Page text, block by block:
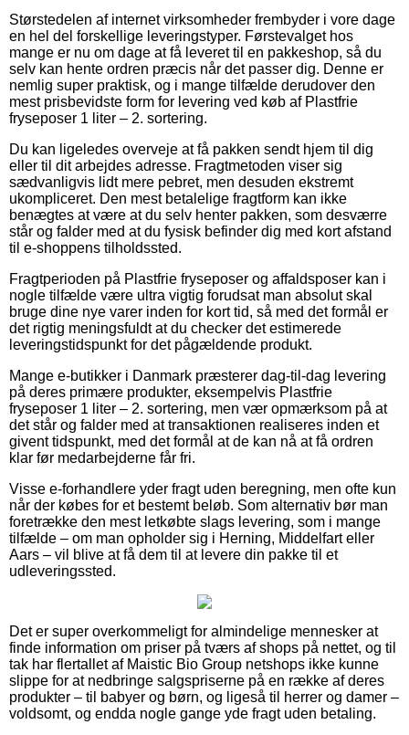
Størstedelen af internet virksomheder frembyder i vore dage
en hel del forskellige leveringstyper. Førstevalget hos
mange er nu om dage at få leveret til en pakkeshop, så du
selv kan hente ordren præcis når det passer dig. Denne er
nemlig super praktisk, og i mange tilfælde derudover den
mest prisbevidste form for levering ved køb af Plastfrie
fryseposer 1 liter – 2. sortering.
Du kan ligeledes overveje at få pakken sendt hjem til dig
eller til dit arbejdes adresse. Fragtmetoden viser sig
sædvanligvis lidt mere pebret, men desuden ekstremt
ukompliceret. Den mest betalelige fragtform kan ikke
benægtes at være at du selv henter pakken, som desværre
står og falder med at du fysisk befinder dig med kort afstand
til e-shoppens tilholdssted.
Fragtperioden på Plastfrie fryseposer og affaldsposer kan i
nogle tilfælde være ultra vigtig forudsat man absolut skal
bruge dine nye varer inden for kort tid, så med det formål er
det rigtig meningsfuldt at du checker det estimerede
leveringstidspunkt for det pågældende produkt.
Mange e-butikker i Danmark præsterer dag-til-dag levering
på deres primære produkter, eksempelvis Plastfrie
fryseposer 1 liter – 2. sortering, men vær opmærksom på at
det står og falder med at transaktionen realiseres inden et
givent tidspunkt, med det formål at de kan nå at få ordren
klar før medarbejderne får fri.
Visse e-forhandlere yder fragt uden beregning, men ofte kun
når der købes for et bestemt beløb. Som alternativ bør man
foretrække den mest letkøbte slags levering, som i mange
tilfælde – om man opholder sig i Herning, Middelfart eller
Aars – vil blive at få dem til at levere din pakke til et
udleveringssted.
Det er super overkommeligt for almindelige mennesker at
finde information om priser på tværs af shops på nettet, og til
tak har flertallet af Maistic Bio Group netshops ikke kunne
slippe for at nedbringe salgspriserne på en række af deres
produkter – til babyer og børn, og ligeså til herrer og damer –
voldsomt, og endda nogle gange yde fragt uden betaling.